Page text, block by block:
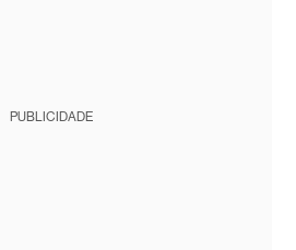
PUBLICIDADE